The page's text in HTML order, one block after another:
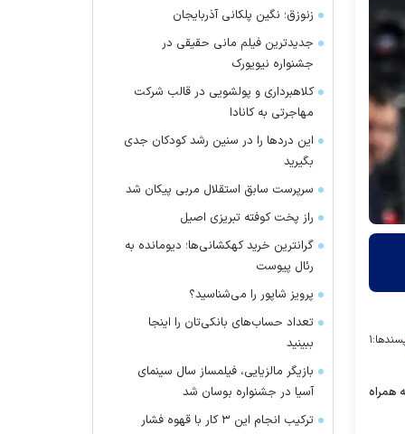
۱
همراه
زنوزق؛ نگین پلکانی آذربایجان
جدیدترین فیلم مانی حقیقی در
جشنواره نیویورک
کلاهبرداری و پولشویی در قالب شرکت
مهاجرتی به کانادا
این درد‌ها را در سنین رشد کودکان جدی
بگیرید
سرپرست سابق استقلال مربی پیکان شد
راز پخت کوفته تبریزی اصیل
گرانترین خرید کهکشانی‌ها؛ دیومانده به
رئال پیوست
پرویز شاپور را می‌شناسید؟
تعداد حساب‌های بانکی‌تان را اینجا
ببینید
بازیگر مالزیایی، فیلمساز سال سینمای
آسیا در جشنواره بوسان شد
ترکیب انجام این ۳ کار با قهوه فشار